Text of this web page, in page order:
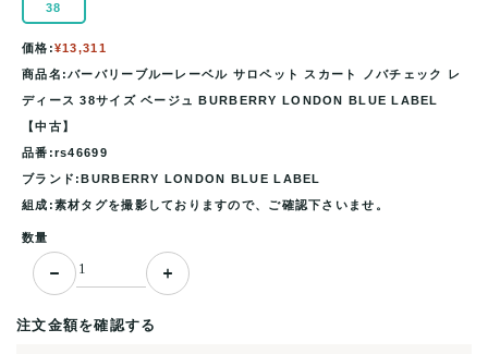
38
価格:¥13,311
商品名:バーバリーブルーレーベル サロペット スカート ノバチェック レ
ディース 38サイズ ベージュ BURBERRY LONDON BLUE LABEL
【中古】
品番:rs46699
ブランド:BURBERRY LONDON BLUE LABEL
組成:素材タグを撮影しておりますので、ご確認下さいませ。
数量
注文金額を確認する